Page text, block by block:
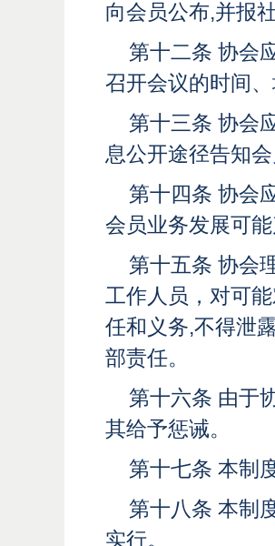
向会员公布,并报
第十二条 协会
召开会议的时间
第十三条 协会
息公开途径告知
第十四条 协会
会员业务发展可
第十五条 协会
工作人员，对可
任和义务,不得泄
部责任。
第十六条 由于
其给予惩诫。
第十七条 本制
第十八条 本制
实行。